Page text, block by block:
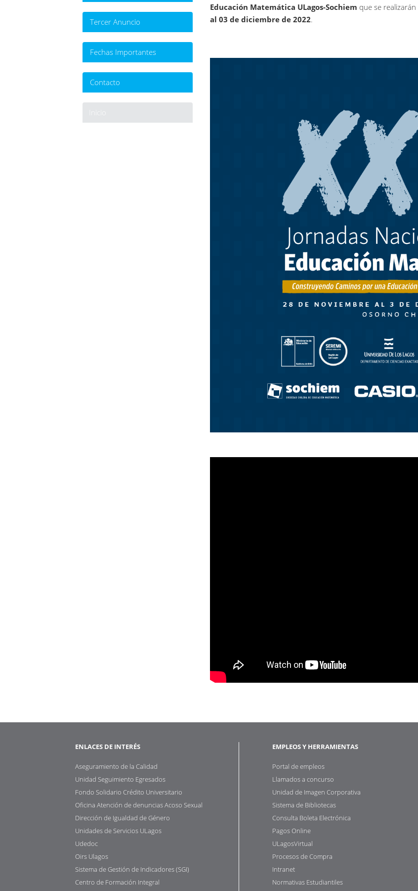
Tercer Anuncio
Fechas Importantes
Contacto
Educación Matemática ULagos-Sochiem que se realizarán
al 03 de diciembre de 2022.
ENLACES DE INTERÉS
Aseguramiento de la Calidad
Unidad Seguimiento Egresados
Fondo Solidario Crédito Universitario
Oficina Atención de denuncias Acoso Sexual
Dirección de Igualdad de Género
Unidades de Servicios ULagos
Udedoc
Oirs Ulagos
Sistema de Gestión de Indicadores (SGI)
Centro de Formación Integral
EMPLEOS Y HERRAMIENTAS
Portal de empleos
Llamados a concurso
Unidad de Imagen Corporativa
Sistema de Bibliotecas
Consulta Boleta Electrónica
Pagos Online
ULagosVirtual
Procesos de Compra
Intranet
Normativas Estudiantiles